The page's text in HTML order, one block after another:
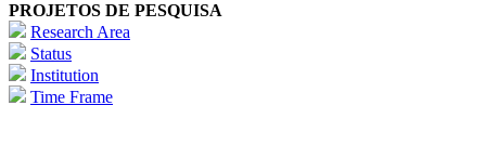
PROJETOS DE PESQUISA
Research Area
Status
Institution
Time Frame